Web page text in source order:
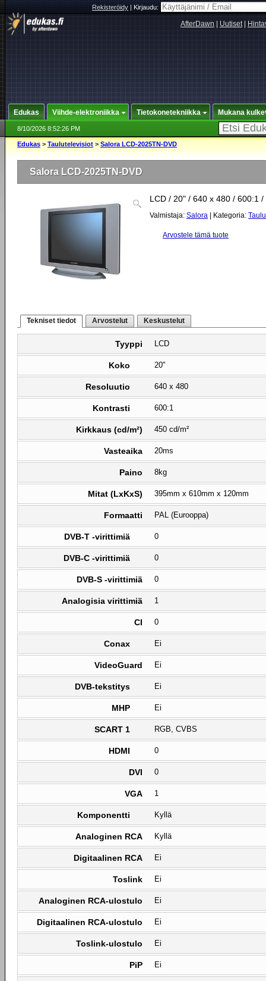
Rekisteröidy|Kirjaudu:
AfterDawn Uutiset|
Edukas Viihde-elektroniikka Tietokonetekniikka Mukana
8/10/2026 8:52:26 PM
Edukas > Taulutelevisiot > Salora LCD-2025TN-DVD
Salora LCD-2025TN-DVD
LCD / 20" / 640 x 480 / 600:1 /
Valmistaja: Salora | Kategoria:
Arvostele tämä tuote
Tekniset tiedot Arvostelut Keskustelut
Tyyppi LCD
Koko 20"
Resoluutio 640 x 480
Kontrasti 600:1
Kirkkaus (cd/m²) 450 cd/m²
Vasteaika 20ms
Paino 8kg
Mitat (LxKxS) 395mm x 610mm x 120mm
Formaatti PAL (Eurooppa)
DVB-T -virittimiä 0
DVB-C -virittimiä 0
DVB-S -virittimiä 0
Analogisia virittimiä 1
CI 0
Conax Ei
VideoGuard Ei
DVB-tekstitys Ei
MHP Ei
SCART 1 RGB, CVBS
HDMI 0
DVI 0
VGA 1
Komponentti Kyllä
Analoginen RCA Kyllä
Digitaalinen RCA Ei
Toslink Ei
Analoginen RCA-ulostulo Ei
Digitaalinen RCA-ulostulo Ei
Toslink-ulostulo Ei
PiP Ei